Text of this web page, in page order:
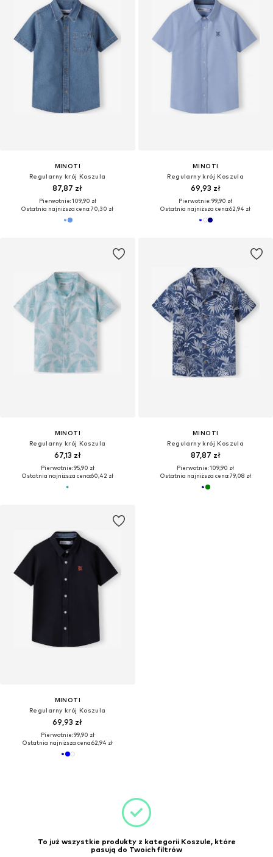
MINOTI
Regularny krój Koszula
87,87 zł
Pierwotnie: 109,90 zł
Ostatnia najniższa cena:70,30 zł
MINOTI
Regularny krój Koszula
69,93 zł
Pierwotnie: 99,90 zł
Ostatnia najniższa cena:62,94 zł
MINOTI
Regularny krój Koszula
67,13 zł
Pierwotnie: 95,90 zł
Ostatnia najniższa cena:60,42 zł
MINOTI
Regularny krój Koszula
87,87 zł
Pierwotnie: 109,90 zł
Ostatnia najniższa cena:79,08 zł
MINOTI
Regularny krój Koszula
69,93 zł
Pierwotnie: 99,90 zł
Ostatnia najniższa cena:62,94 zł
To już wszystkie produkty z kategorii Koszule, które
pasują do Twoich filtrów